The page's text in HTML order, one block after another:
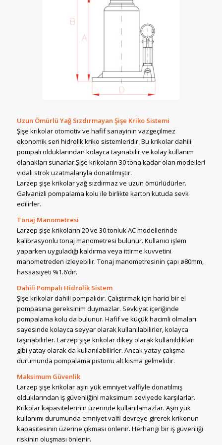
Uzun Ömürlü Yağ Sızdırmayan Şişe Kriko Sistemi
Şişe krikolar otomotiv ve hafif sanayinin vazgeçilmez
ekonomik seri hidrolik kriko sistemleridir. Bu krikolar dahili
pompalı olduklarından kolayca taşınabilir ve kolay kullanım
olanakları sunarlar.Şişe krikoların 30 tona kadar olan modelleri
vidalı strok uzatmalarıyla donatılmıştır.
Larzep şişe krikolar yağ sızdırmaz ve uzun ömürlüdürler.
Galvanizli pompalama kolu ile birlikte karton kutuda sevk
edilirler.
Tonaj Manometresi
Larzep şişe krikoların 20 ve 30 tonluk AC modellerinde
kalibrasyonlu tonaj manometresi bulunur. Kullanıcı işlem
yaparken uyguladığı kaldırma veya ittirme kuvvetini
manometreden izleyebilir. Tonaj manometresinin çapı ø80mm,
hassasiyeti %1.6’dır.
Dahili Pompalı Hidrolik Sistem
Şişe krikolar dahili pompalıdır. Çalıştırmak için harici bir el
pompasına gereksinim duymazlar. Sevkiyat içeriğinde
pompalama kolu da bulunur. Hafif ve küçük hacimli olmaları
sayesinde kolayca seyyar olarak kullanılabilirler, kolayca
taşınabilirler. Larzep şişe krikolar dikey olarak kullanıldıkları
gibi yatay olarak da kullanılabilirler. Ancak yatay çalışma
durumunda pompalama pistonu alt kısma gelmelidir.
Maksimum Güvenlik
Larzep şişe krikolar aşırı yük emniyet valfiyle donatılmış
olduklarından iş güvenliğini maksimum seviyede karşılarlar.
Krikolar kapasitelerinin üzerinde kullanılamazlar. Aşırı yük
kullanımı durumunda emniyet valfi devreye girerek krikonun
kapasitesinin üzerine çıkması önlenir. Herhangi bir iş güvenliği
riskinin oluşması önlenir.